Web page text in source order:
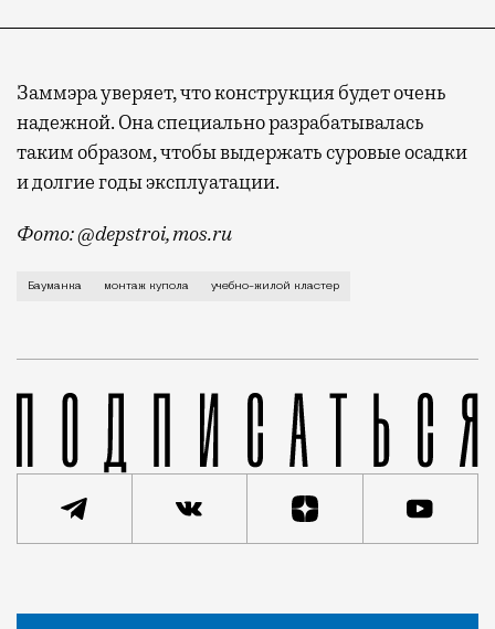
Заммэра уверяет, что конструкция будет очень
надежной. Она специально разрабатывалась
таким образом, чтобы выдержать суровые осадки
и долгие годы эксплуатации.
Фото: @depstroi, mos.ru
В последнее время Бауманка стала главным
Бауманка монтаж купола учебно-жилой кластер
Статья
Николай Спиридонов